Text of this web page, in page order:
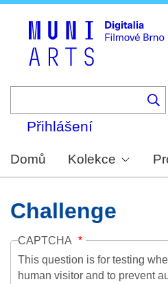
Přihlášení
Domů Kolekce
Challenge
CAPTCHA
This question is for testing
human visitor and to prevent